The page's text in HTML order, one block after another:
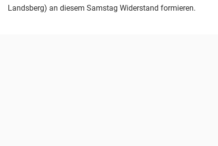
Landsberg) an diesem Samstag Widerstand formieren.